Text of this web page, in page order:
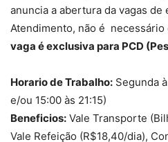
anuncia a abertura da vagas de
Atendimento, não é necessário
vaga é exclusiva para PCD
Horario de Trabalho: Segunda
e/ou 15:00 às 21:15)
Beneficios: Vale Transporte
Vale Refeição (R$18,40/dia),